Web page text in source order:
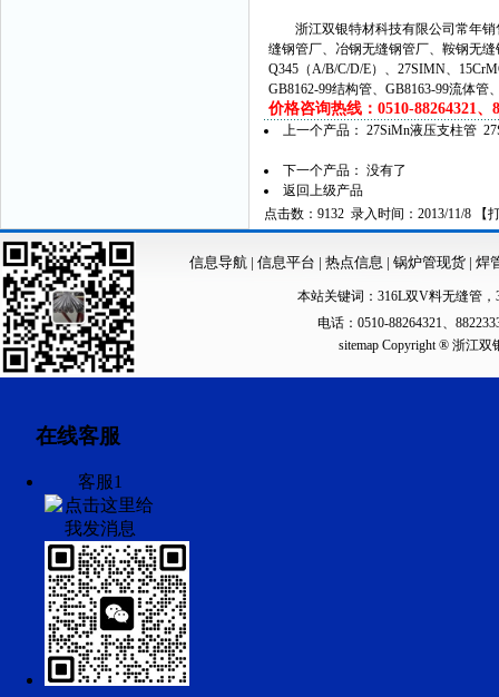
浙江双银特材科技有限公司常年销
缝钢管厂、冶钢无缝钢管厂、鞍钢无
Q345（A/B/C/D/E）、27SIMN、
GB8162-99结构管、GB8163-99流体
价格咨询热线：0510-88264321、
上一个产品： 27SiMn液压支柱管
下一个产品： 没有了
返回上级产品
点击数：9132 录入时间：2013/11/8 【
信息导航| 信息平台 | 热点信息 | 锅炉管现货 | 焊
本站关键词： 316L双V料无缝管 ，
电话：0510-88264321、
sitemapCopyright ® 浙江双
在线客服
客服1